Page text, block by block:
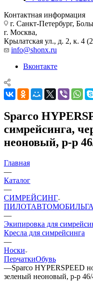
Контактная информация
г. Санкт-Петербург,
г. Москва,
Крылатская ул., д. 2, к. 4
info@shonx.ru
Вконтакте
Sparco
симрейсинга,
неоновый, р-р
Главная
—
Каталог
—
СИМРЕЙСИНГ
ПИЛОТАВТОМОБИЛЬ
—
Экипировка для
Кресла для симрейсинга
—
Носки
ПерчаткиОбувь
—Sparco HYPERSPEED
зеленый неоновый, р-р